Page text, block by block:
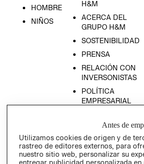
HOMBRE
NIÑOS
H&M
ACERCA DEL
GRUPO H&M
SOSTENIBILIDAD
PRENSA
RELACIÓN CON
INVERSONISTAS
POLÍTICA
EMPRESARIAL
Antes de
Utilizamos cookies de origen y de
rastreo de editores externos, para
nuestro sitio web, personalizar su
entregar publicidad personalizada